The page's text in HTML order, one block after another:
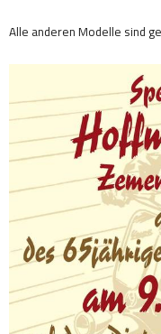
Alle anderen Modelle sind